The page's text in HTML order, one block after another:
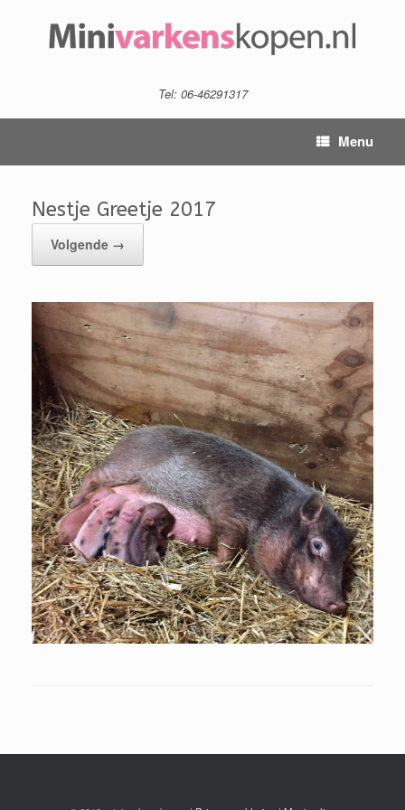
Tel: 06-46291317
Menu
Nestje Greetje 2017
Volgende →